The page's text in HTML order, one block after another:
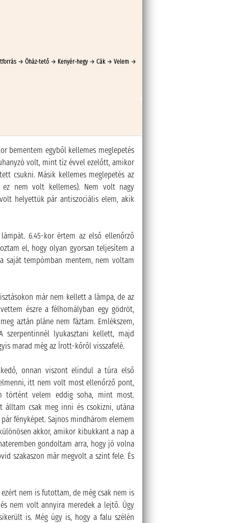
→ Óház-tető → Kenyér-hegy → Cák → Velem →
bementem egyből kellemes meglepetés
volt, mint tíz évvel ezelőtt, amikor
csukni. Másik kellemes meglepetés az
nem volt kellemes). Nem volt nagy
helyettük pár antiszociális elem, akik
6.45-kor értem az első ellenőrző
el, hogy olyan gyorsan teljesítem a
saját tempómban mentem, nem voltam
már nem kellett a lámpa, de az
észre a félhomályban egy gödröt,
aztán pláne nem fáztam. Emlékszem,
lyukasztani kellett, majd
marad még az Írott-kőről visszafelé.
onnan viszont elindul a túra első
itt nem volt most ellenőrző pont,
történt velem eddig soha, mint most.
álltam csak meg inni és csokizni, utána
fényképet. Sajnos mindhárom elemem
akkor, amikor kibukkant a nap a
gondoltam arra, hogy jó volna
szakaszon már megvolt a szint fele. És
nem is futottam, de még csak nem is
nem volt annyira meredek a lejtő. Úgy
is. Még úgy is, hogy a falu szélén